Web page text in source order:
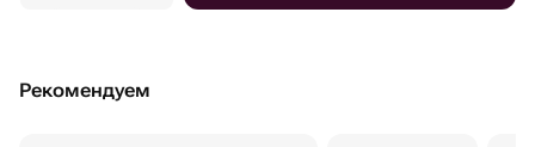
Рекомендуем